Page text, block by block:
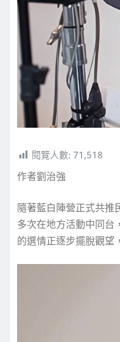
閱覽人數: 71,518
作者劉治強
隨著藍白陣營正式共推
多次在地方活動中同台
的選情正逐步擺脫觀望